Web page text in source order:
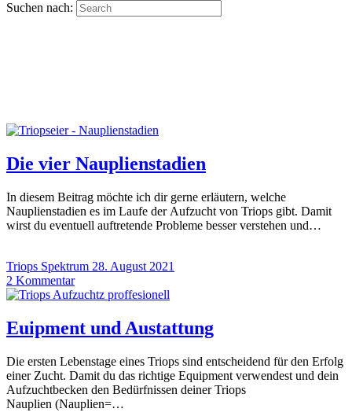
Suchen nach:
Die vier Nauplienstadien
In diesem Beitrag möchte ich dir gerne erläutern, welche
Nauplienstadien es im Laufe der Aufzucht von Triops gibt. Damit
wirst du eventuell auftretende Probleme besser verstehen und…
Triops Spektrum 28. August 2021
2 Kommentar
Euipment und Austattung
Die ersten Lebenstage eines Triops sind entscheidend für den Erfolg
einer Zucht. Damit du das richtige Equipment verwendest und dein
Aufzuchtbecken den Bedürfnissen deiner Triops
Nauplien (Nauplien=…